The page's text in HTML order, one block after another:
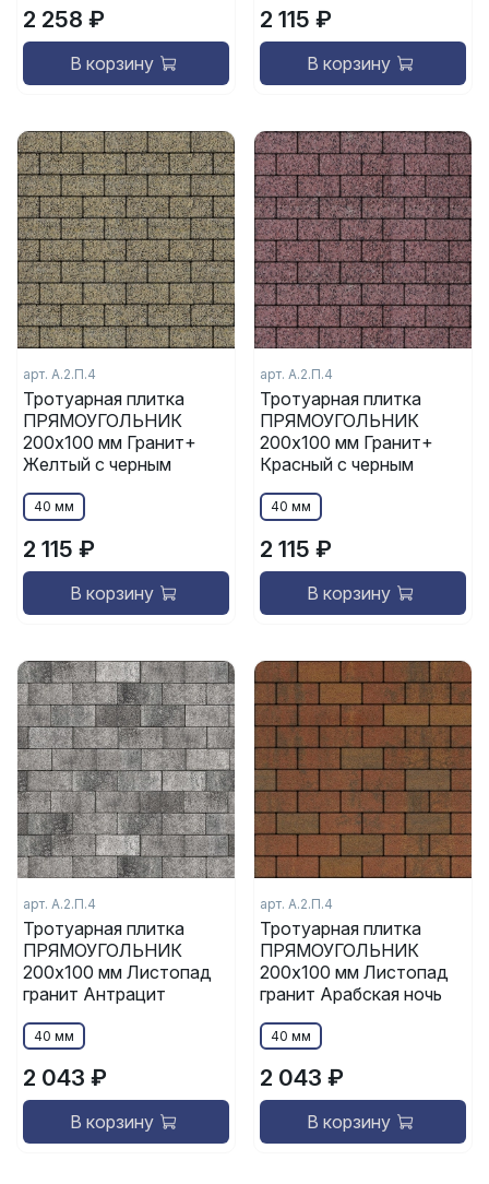
2 258 ₽
В корзину
2 115 ₽
В корзину
арт. А.2.П.4
Тротуарная плитка
ПРЯМОУГОЛЬНИК
200x100 мм Гранит+
Желтый с черным
40 мм
2 115 ₽
В корзину
арт. А.2.П.4
Тротуарная плитка
ПРЯМОУГОЛЬНИК
200x100 мм Гранит+
Красный с черным
40 мм
2 115 ₽
В корзину
арт. А.2.П.4
Тротуарная плитка
ПРЯМОУГОЛЬНИК
200x100 мм Листопад
гранит Антрацит
40 мм
2 043 ₽
В корзину
арт. А.2.П.4
Тротуарная плитка
ПРЯМОУГОЛЬНИК
200x100 мм Листопад
гранит Арабская ночь
40 мм
2 043 ₽
В корзину